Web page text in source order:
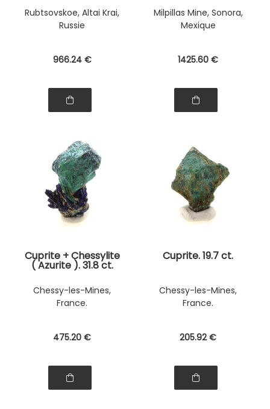
Rubtsovskoe, Altai Krai,
Russie
966.24 €
Milpillas Mine, Sonora,
Mexique
1425.60 €
Cuprite + Chessylite
( Azurite ). 31.8 ct.
Chessy-les-Mines,
France.
475.20 €
Cuprite. 19.7 ct.
Chessy-les-Mines,
France.
205.92 €